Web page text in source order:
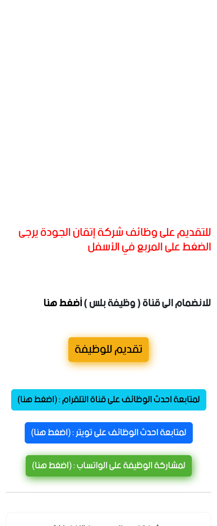
للتقديم على وظائف شركة إتقان الجودة يرجى
الضغط على المربع في الأسفل
للانضمام الى قناة ( وظيفة بلس )أضغط هنا
تقديم للوظيفة
لمتابعة احدث الوظائف على قناة التلقرام : (اضغط هنا)
لمتابعة احدث الوظائف على تويتر : (اضغط هنا)
لمشاركة الوظيفة على الواتساب : (اضغط هنا)